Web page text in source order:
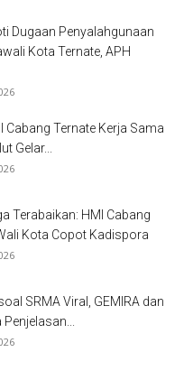
Dugaan Penyalahgunaan
Kota Ternate, APH
Cabang Ternate Kerja Sama
Gelar...
Terabaikan: HMI Cabang
Kota Copot Kadispora
SRMA Viral, GEMIRA dan
Penjelasan...